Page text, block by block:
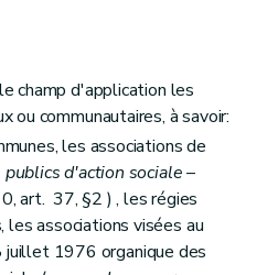
et sanctions
abrogatoires
champ d'application les
ou communautaires, à savoir:
les associations de
d'action sociale–
art. 37, §2 ) , les régies
les associations visées au
juillet 1976 organique des